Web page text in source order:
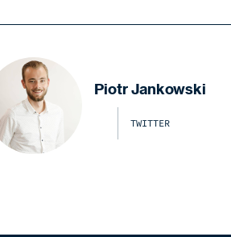
Piotr Jankowski
TWITTER